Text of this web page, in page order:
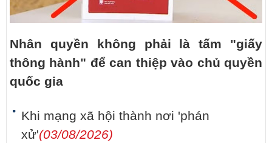
Nhân quyền không phải là tấm "giấy
thông hành" để can thiệp vào chủ quyền
quốc gia
Khi mạng xã hội thành nơi 'phán
xử'(03/08/2026)